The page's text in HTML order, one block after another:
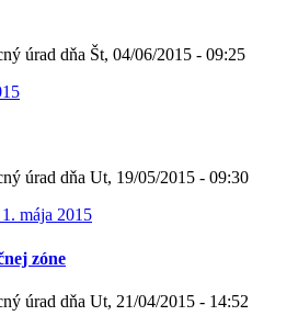
úrad dňa Št, 04/06/2015 - 09:25
úrad dňa Ut, 19/05/2015 - 09:30
mája 2015
zóne
úrad dňa Ut, 21/04/2015 - 14:52